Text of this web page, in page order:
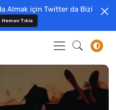
Almak için Twitter da Bizi
Hemen Tıkla